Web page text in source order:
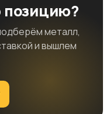
металл,
и вышлем